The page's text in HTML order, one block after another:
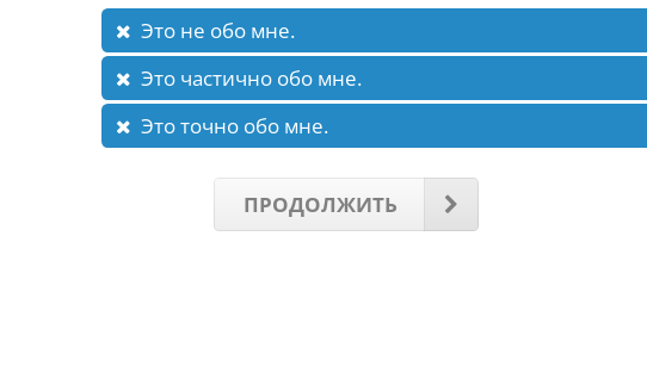
Это не обо мне.
Это частично обо мне.
Это точно обо мне.
ПРОДОЛЖИТЬ